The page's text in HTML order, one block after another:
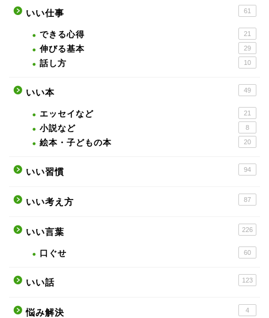
いい仕事 61
できる心得 21
伸びる基本 29
話し方 10
いい本 49
エッセイなど 21
小説など 8
絵本・子どもの本 20
いい習慣 94
いい考え方 87
いい言葉 226
口ぐせ 60
いい話 123
悩み解決 4